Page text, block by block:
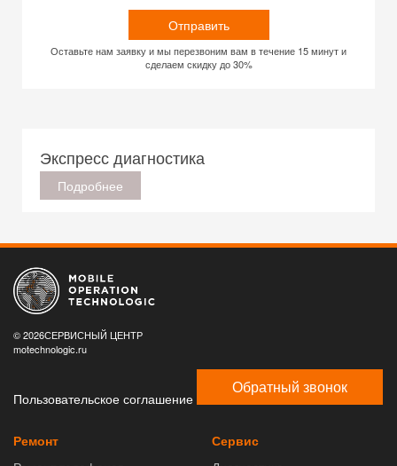
Отправить
Оставьте нам заявку и мы перезвоним вам в течение 15 минут и
сделаем скидку до 30%
Экспресс диагностика
Подробнее
© 2026СЕРВИСНЫЙ ЦЕНТР
motechnologic.ru
Пользовательское соглашение
Обратный звонок
Ремонт
Сервис